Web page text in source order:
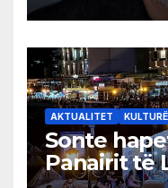
AKTUALITET KULTURË
Sonte
Panairit të